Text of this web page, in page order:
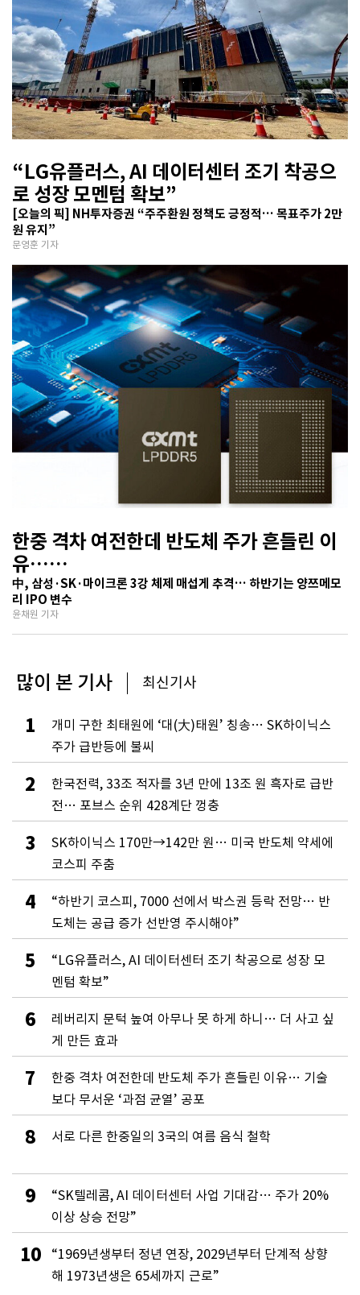
“LG유플러스, AI 데이터센터 조기 착공으
로 성장 모멘텀 확보”
[오늘의 픽] NH투자증권 “주주환원 정책도 긍정적… 목표주가 2만
원 유지”
문영훈 기자
한중 격차 여전한데 반도체 주가 흔들린 이
유…
기술보다 무서운 ‘과점 균열’ 공포
中, 삼성·SK·마이크론 3강 체제 매섭게 추격… 하반기는 양쯔메모
리 IPO 변수
윤채원 기자
많이 본 기사 최신기사
1
개미 구한 최태원에 ‘대(大)태원’ 칭송… SK하이닉스
주가 급반등에 불씨
2
한국전력, 33조 적자를 3년 만에 13조 원 흑자로 급반
전… 포브스 순위 428계단 껑충
3
SK하이닉스 170만→142만 원… 미국 반도체 약세에
코스피 주춤
4
“하반기 코스피, 7000 선에서 박스권 등락 전망… 반
도체는 공급 증가 선반영 주시해야”
5
“LG유플러스, AI 데이터센터 조기 착공으로 성장 모
멘텀 확보”
6
레버리지 문턱 높여 아무나 못 하게 하니… 더 사고 싶
게 만든 효과
7
한중 격차 여전한데 반도체 주가 흔들린 이유… 기술
보다 무서운 ‘과점 균열’ 공포
8 서로 다른 한중일의 3국의 여름 음식 철학
9
“SK텔레콤, AI 데이터센터 사업 기대감… 주가 20%
이상 상승 전망”
10
“1969년생부터 정년 연장, 2029년부터 단계적 상향
해 1973년생은 65세까지 근로”